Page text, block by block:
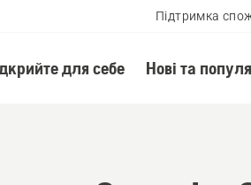
Підтримка
для себе Нові та